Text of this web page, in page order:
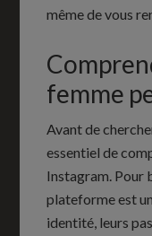
même de vous
femme
Avant de
essentiel de
Instagram. Pour
plateforme est
identité, leurs